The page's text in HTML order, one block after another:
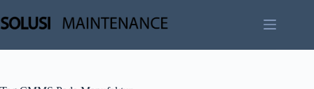
to
content